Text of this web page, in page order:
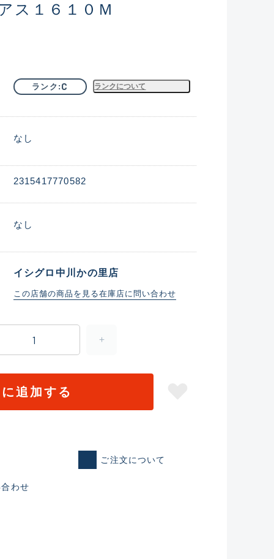
ス１６１０Ｍ
ランク C ランクについて
なし
2315417770582
なし
イシグロ中川かの里店
この店舗の商品を見る在庫店に問い合わせ
追加する
ご注文について
わせ